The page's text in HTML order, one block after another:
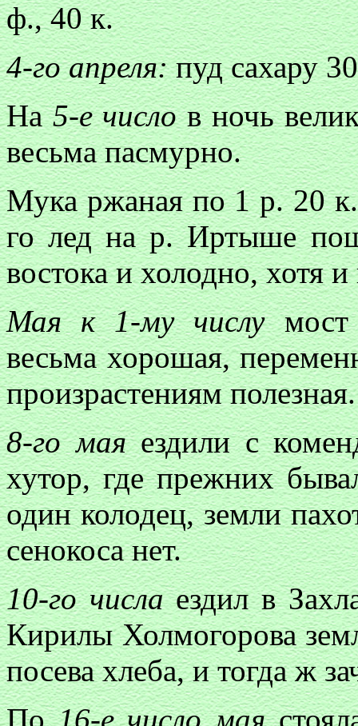
ф., 40 к.
4-го апреля:пуд сахару
На5-е числов ночь
весьма пасмурно.
Мука ржаная по 1 р. 20
го лед на р. Иртыше
востока и холодно, хотя
Мая к 1-му числумост
весьма хорошая,
произрастениям полезная.
8-го маяездили с
хутор, где прежних
один колодец, земли
сенокоса нет.
10-го числаездил в
Кирилы Холмогорова
посева хлеба, и тогда ж